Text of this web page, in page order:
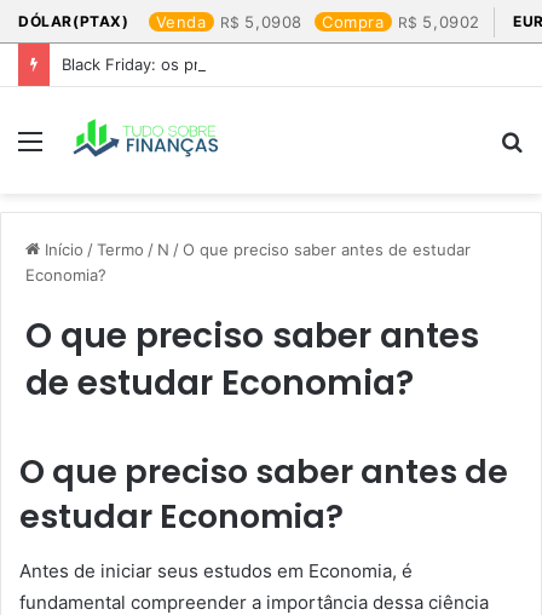
DÓLAR(PTAX) Venda 5,0908 Compra 5,0902
Black Friday: os produtos que mais valem a pena
Menu
Início /Termo / N /O que preciso saber antes de estudar
Economia?
O que preciso saber antes
de estudar Economia?
O que preciso saber antes de
estudar Economia?
Antes de iniciar seus estudos em Economia, é
fundamental compreender a importância dessa ciência